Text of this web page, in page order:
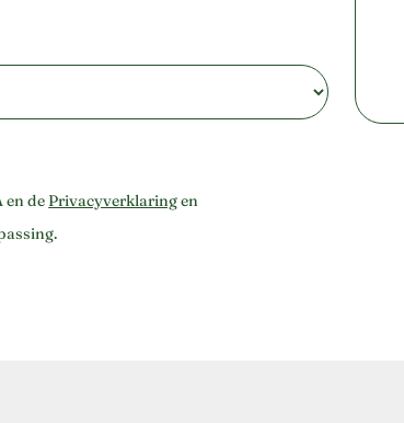
en de Privacyverklaringen